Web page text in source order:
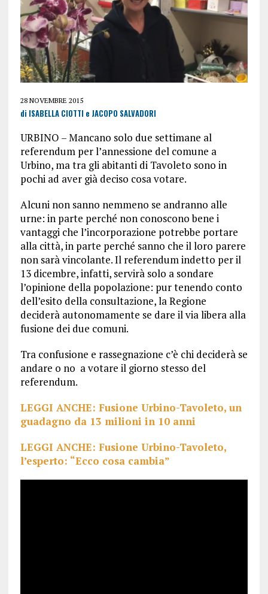
28 NOVEMBRE 2015
di ISABELLA CIOTTI e JACOPO SALVADORI
URBINO – Mancano solo due settimane al
referendum per l’annessione del comune a
Urbino, ma tra gli abitanti di Tavoleto sono in
pochi ad aver già deciso cosa votare.
Alcuni non sanno nemmeno se andranno alle
urne: in parte perché non conoscono bene i
vantaggi che l’incorporazione potrebbe portare
alla città, in parte perché sanno che il loro parere
non sarà vincolante. Il referendum indetto per il
13 dicembre, infatti, servirà solo a sondare
l’opinione della popolazione: pur tenendo conto
dell’esito della consultazione, la Regione
deciderà autonomamente se dare il via libera alla
fusione dei due comuni.
Tra confusione e rassegnazione c’è chi deciderà se
andare o no a votare il giorno stesso del
referendum.
LEGGI ANCHE: Fusione Urbino-Tavoleto, un
guadagno da 13 milioni in 10 anni
LEGGI ANCHE: Fusione Urbino-Tavoleto,
l’esperto: “Ecco cosa cambia”